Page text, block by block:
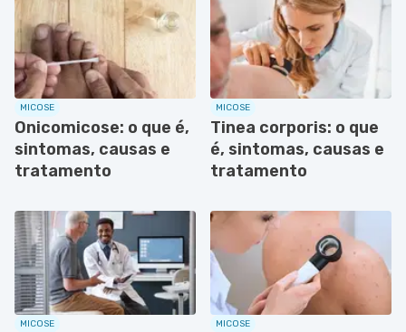
MICOSE
Onicomicose: o que é,
sintomas, causas e
tratamento
MICOSE
Tinea corporis: o que
é, sintomas, causas e
tratamento
MICOSE MICOSE